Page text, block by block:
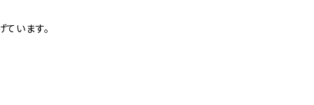
います。